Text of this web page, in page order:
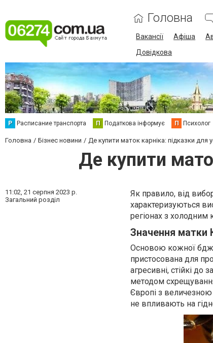
Головна
Вакансії Афіша
Довідкова
Р Расписание транспорта П Податкова інформує П Психолог
Головна Бізнес новини Де купити маток карніка: підказки для
Де купити
11:02, 21 серпня 2023 р.
Загальний розділ
Як правило, від
характеризуються
регіонах з холодним
Значення матки
Основою кожної
пристосована для
агресивні, стійкі до
методом
Європі з величезною
не впливають на